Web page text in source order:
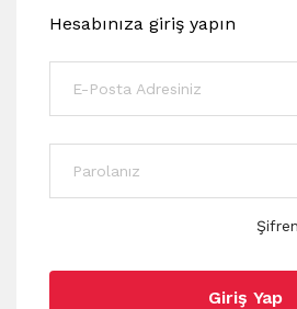
Hesabınıza giriş yapın
Giriş Yap